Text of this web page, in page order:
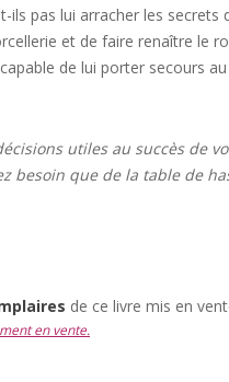
ils pas lui arracher les secrets
et de faire renaître le
de lui porter secours
utiles au succès de
besoin que de la table de
de ce livre mis en
en vente.